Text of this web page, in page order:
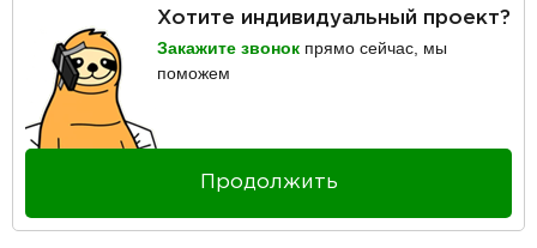
Хотите индивидуальный проект?
Закажите звонок прямо сейчас, мы
поможем
Продолжить